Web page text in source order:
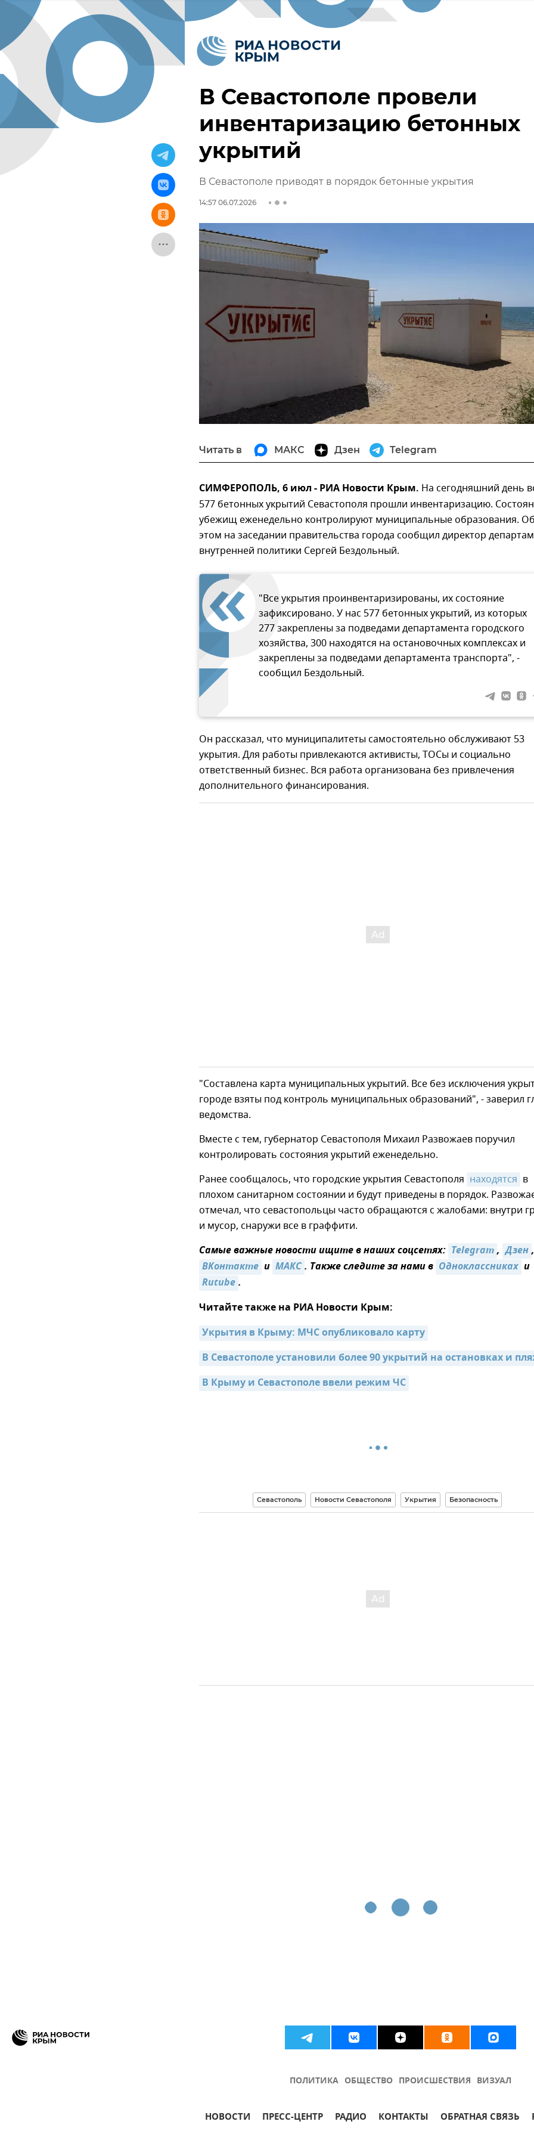
В Севастополе провели
инвентаризацию бетонных
укрытий
В Севастополе приводят в порядок бетонные укрытия
14:57 06.07.2026
Читать в МАКС Дзен Telegram
СИМФЕРОПОЛЬ, 6 июл - РИА Новости Крым. На сегодняшний день
577 бетонных укрытий Севастополя прошли инвентаризацию.
убежищ еженедельно контролируют муниципальные образования.
этом на заседании правительства города сообщил директор
внутренней политики Сергей Бездольный.
"Все укрытия проинвентаризированы, их состояние
зафиксировано. У нас 577 бетонных укрытий, из которых
277 закреплены за подведами департамента городского
хозяйства, 300 находятся на остановочных комплексах и
закреплены за подведами департамента транспорта", -
сообщил Бездольный.
Он рассказал, что муниципалитеты самостоятельно обслуживают 53
укрытия. Для работы привлекаются активисты, ТОСы и социально
ответственный бизнес. Вся работа организована без привлечения
дополнительного финансирования.
"Составлена карта муниципальных укрытий. Все без исключения
городе взяты под контроль муниципальных образований", - заверил
ведомства.
Вместе с тем, губернатор Севастополя Михаил Развожаев поручил
контролировать состояния укрытий еженедельно.
Ранее сообщалось, что городские укрытия Севастополя находятся в
плохом санитарном состоянии и будут приведены в порядок.
отмечал, что севастопольцы часто обращаются с жалобами: внутри
и мусор, снаружи все в граффити.
Самые важные новости ищите в наших соцсетях: Telegram, Дзен,
ВКонтакте и MAКС. Также следите за нами в Одноклассниках и
Rutube.
Читайте также на РИА Новости Крым:
Укрытия в Крыму: МЧС опубликовало карту
В Севастополе установили более 90 укрытий на остановках и
В Крыму и Севастополе ввели режим ЧС
Севастополь Новости Севастополя Укрытия Безопасность
ПОЛИТИКА ОБЩЕСТВО ПРОИСШЕСТВИЯ ВИЗУАЛ
НОВОСТИ ПРЕСС-ЦЕНТР РАДИО КОНТАКТЫ ОБРАТНАЯ СВЯЗЬ